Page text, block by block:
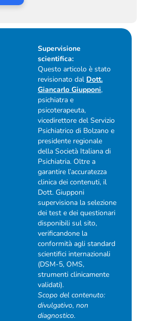
Supervisione
scientifica:
Questo articolo è stato
revisionato dal Dott.
Giancarlo Giupponi,
psichiatra e
psicoterapeuta,
vicedirettore del Servizio
Psichiatrico di Bolzano e
presidente regionale
della Società Italiana di
Psichiatria. Oltre a
garantire l’accuratezza
clinica dei contenuti, il
Dott. Giupponi
supervisiona la selezione
dei test e dei questionari
disponibili sul sito,
verificandone la
conformità agli standard
scientifici internazionali
(DSM-5, OMS,
strumenti clinicamente
validati).
Scopo del contenuto:
divulgativo, non
diagnostico.